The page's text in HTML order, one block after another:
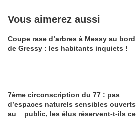
Vous aimerez aussi
Coupe rase d’arbres à Messy au bord
de Gressy : les habitants inquiets !
7ème circonscription du 77 : pas
d’espaces naturels sensibles ouverts
au public, les élus réservent-t-ils ce